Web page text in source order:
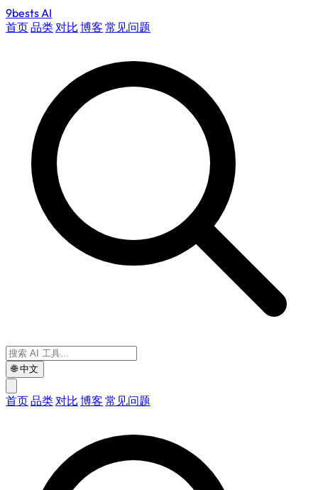
9bestsAI
首页品类对比 博客 常见问题
🌐中文
首页品类对比 博客 常见问题